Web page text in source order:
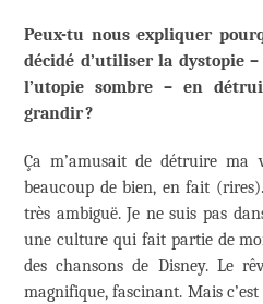
Peux-tu nous expliquer
décidé d’utiliser la dystopie
l’utopie sombre – en
grandir ?
Ça m’amusait de détruire ma
beaucoup de bien, en fait
très ambiguë. Je ne suis pas
une culture qui fait partie de
des chansons de Disney. Le
magnifique, fascinant. Mais